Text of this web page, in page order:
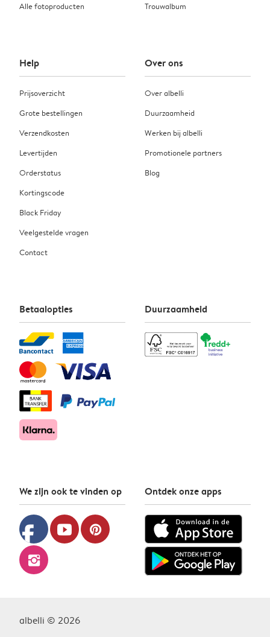
Alle fotoproducten
Trouwalbum
Help
Prijsoverzicht
Grote bestellingen
Verzendkosten
Levertijden
Orderstatus
Kortingscode
Black Friday
Veelgestelde vragen
Contact
Over ons
Over albelli
Duurzaamheid
Werken bij albelli
Promotionele partners
Blog
Betaalopties Duurzaamheid
We zijn ook te vinden op
facebook youtube pinterest
instagram
Ontdek onze apps
albelli © 2026